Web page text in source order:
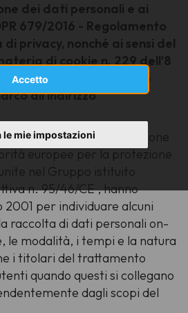
Accetto
le mie impostazioni
dei dati personali e ai
679/2016 - Regolamento
privacy, nonché ai sensi del
di cookie n. 229 dell'8
che si collegano al sito
all'indirizzo
anche alla Raccomandazione
europee per la protezione
nel Gruppo istituito
n. 95/46/CE , hanno
2001 per individuare alcuni
raccolta di dati personali on-
le modalità, i tempi e la natura
i titolari del trattamento
quando questi si collegano
dagli scopi del